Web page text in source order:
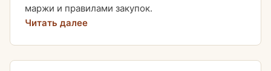
маржи и правилами закупок.
Читать далее